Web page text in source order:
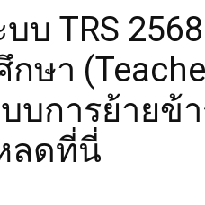
บ TRS
ษา
บบการย้ายข้
ลดที่นี่